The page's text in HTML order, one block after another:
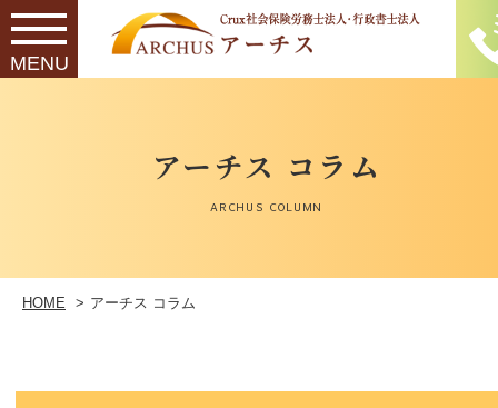
アーチス コラム
ARCHUS COLUMN
HOME アーチス コラム
最新記事一覧へ ＞